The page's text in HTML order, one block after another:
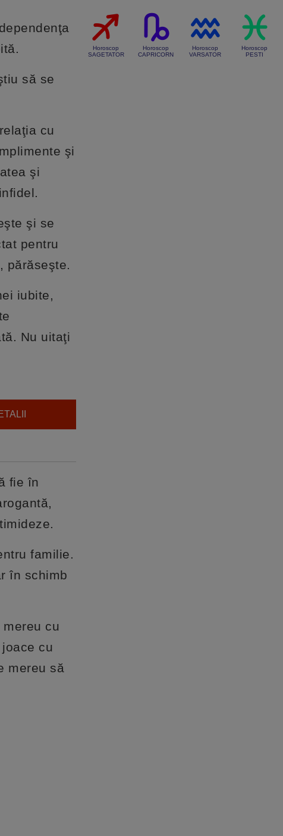
să se
cu
şi
şi
şi se
pentru
părăseşte.
iubite,
Nu uitaţi
fie în
familie.
în schimb
cu
cu
mereu să
Horoscop
SAGETATOR
Horoscop
CAPRICORN
Horoscop
VARSATOR
Horoscop
PESTI